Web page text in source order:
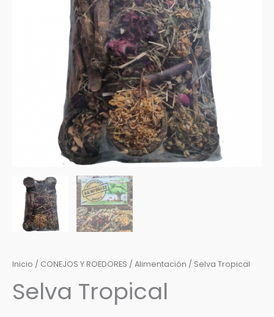
Inicio / CONEJOS Y ROEDORES / Alimentación / Selva Tropical
Selva Tropical